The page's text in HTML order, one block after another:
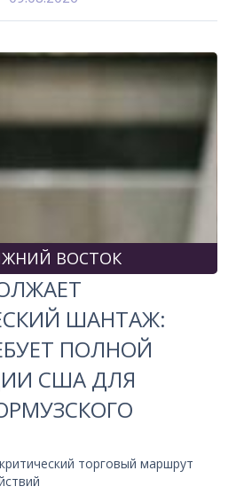
ВОСТОК
ШАНТАЖ:
ПОЛНОЙ
США ДЛЯ
торговый маршрут